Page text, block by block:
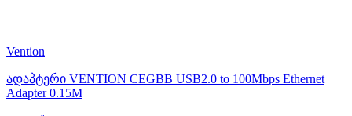
Vention
ადაპტერი VENTION CEGBB USB2.0 to 100Mbps Ethernet
Adapter 0.15M